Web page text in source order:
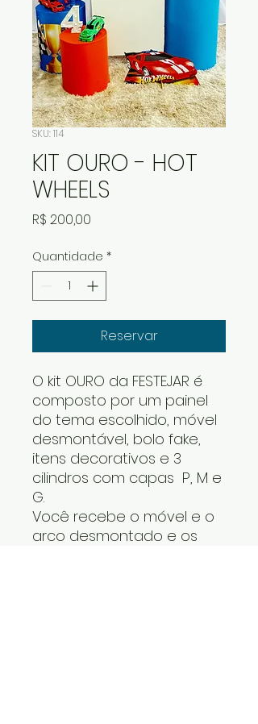
SKU: 114
KIT OURO - HOT
WHEELS
R$ 200,00
Quantidade *
Reservar
O kit OURO da FESTEJAR é
composto por um painel
do tema escolhido, móvel
desmontável, bolo fake,
itens decorativos e 3
cilindros com capas P, M e
G.
Você recebe o móvel e o
arco desmontado e os